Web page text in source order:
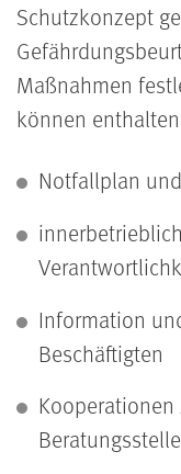
Schutzkonzept
Maßnahmen
können
Notfallplan
Information
Beschäftigten